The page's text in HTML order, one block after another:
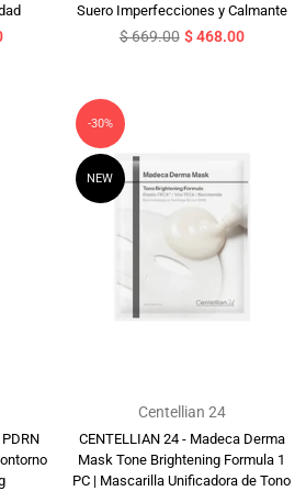
Suero Imperfecciones y Calmante
Precio
$ 669.00 $ 468.00
-30%
NEW
Centellian 24
CENTELLIAN 24 - Madeca Derma
Mask Tone Brightening Formula 1
PC | Mascarilla Unificadora de Tono